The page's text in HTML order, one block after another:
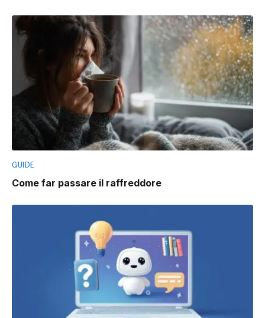
GUIDE
Come far passare il raffreddore